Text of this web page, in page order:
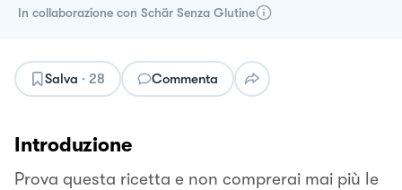
In collaborazione con Schär Senza Glutine
Salva · 28 Commenta
Introduzione
Prova questa ricetta e non comprerai mai più le